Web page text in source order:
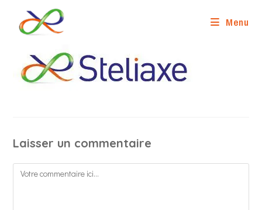
content
Menu
Laisser un commentaire
Comment